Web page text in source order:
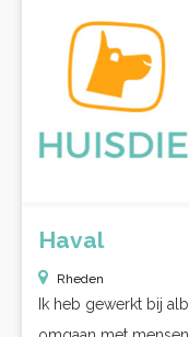
Haval
Rheden
Ik heb gewerkt bij